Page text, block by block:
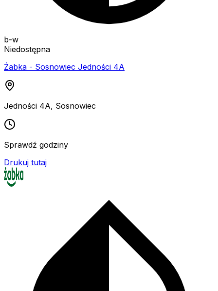
b-w
Niedostępna
Żabka - Sosnowiec Jedności 4A
Jedności 4A, Sosnowiec
Sprawdź godziny
Drukuj tutaj